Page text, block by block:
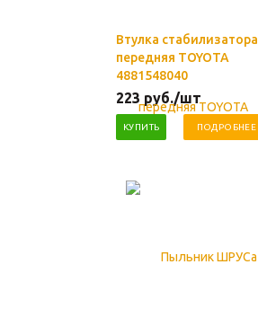
Втулка стабилизатора
передняя TOYOTA
4881548040
223 руб./шт
КУПИТЬ ПОДРОБНЕЕ